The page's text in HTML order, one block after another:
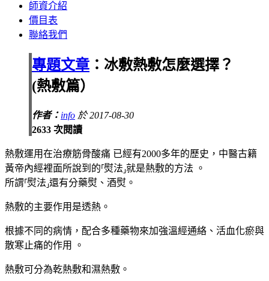
師資介紹
價目表
聯絡我們
專題文章 ：冰敷熱敷怎麼選擇？
(熱敷篇）
作者： info 於 2017-08-30
2633 次閱讀
熱敷運用在治療筋骨酸痛 已經有2000多年的歷史，中醫古籍
黃帝內經裡面所說到的⸢熨法⸥就是熱敷的方法 。
所謂⸢熨法⸥還有分藥熨、酒熨。
熱敷的主要作用是透熱。
根據不同的病情，配合多種藥物來加強溫經通絡、活血化瘀與
散寒止痛的作用 。
熱敷可分為乾熱敷和濕熱敷。